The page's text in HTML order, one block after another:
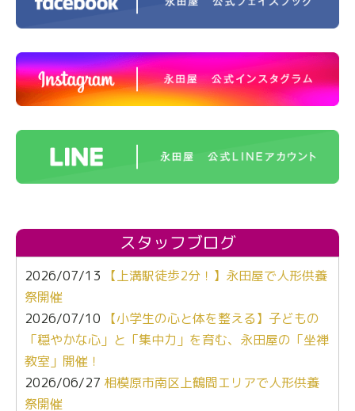
スタッフブログ
2026/07/13
【上溝駅徒歩2分！】永田屋で人形供養
祭開催
2026/07/10
【小学生の心と体を整える】子どもの
「穏やかな心」と「集中力」を育む、永田屋の「坐禅
教室」開催！
2026/06/27 相模原市南区上鶴間エリアで人形供養
祭開催